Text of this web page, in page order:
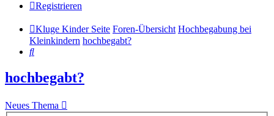
Registrieren
Kluge Kinder Seite Foren-Übersicht Hochbegabung bei
Kleinkindern hochbegabt?
Suche
hochbegabt?
Neues Thema